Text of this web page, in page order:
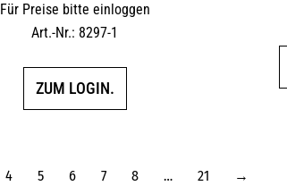
Für Preise bitte einloggen
Art.-Nr.: 8297-1
ZUM LOGIN.
4 5 6 7 8 … 21 →